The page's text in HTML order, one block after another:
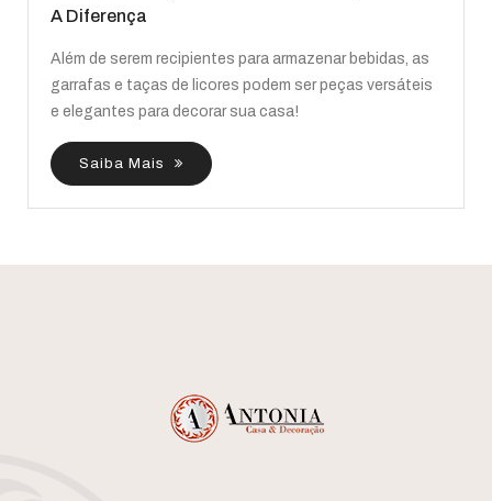
A Diferença
Além de serem recipientes para armazenar bebidas, as
garrafas e taças de licores podem ser peças versáteis
e elegantes para decorar sua casa!
Saiba Mais